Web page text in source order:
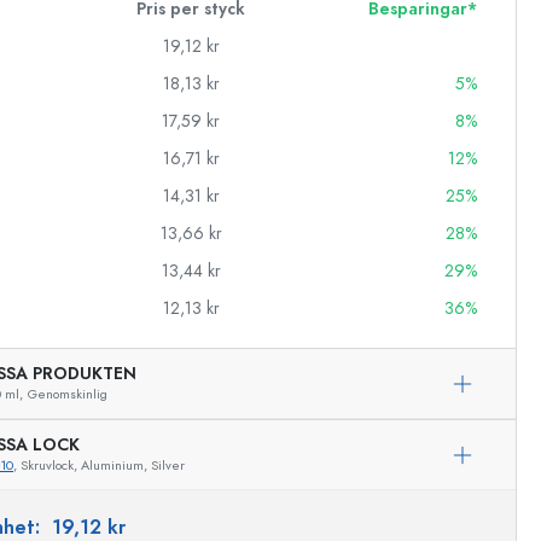
Pris per styck
Besparingar*
19,12 kr
18,13 kr
5%
17,59 kr
8%
16,71 kr
12%
14,31 kr
25%
13,66 kr
28%
13,44 kr
29%
12,13 kr 36%
PRODUKTEN
ml, Genomskinlig
LOCK
, Skruvlock, Aluminium, Silver
19,12 kr